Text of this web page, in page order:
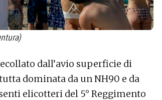
dall’avio superficie di
dominata da un NH90 e da
elicotteri del 5° Reggimento